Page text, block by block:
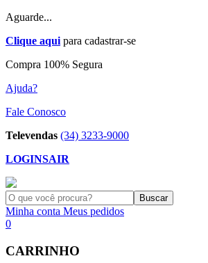
Aguarde...
Clique aqui para cadastrar-se
Compra 100% Segura
Ajuda?
Fale Conosco
Televendas (34) 3233-9000
LOGINSAIR
Buscar
Minha conta Meus pedidos
0
CARRINHO